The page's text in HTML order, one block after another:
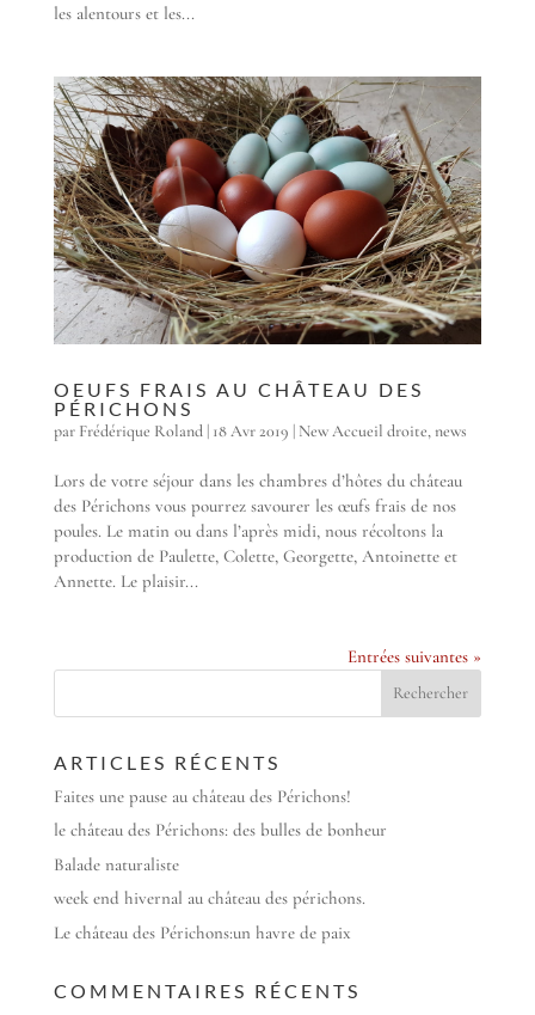
les alentours et les...
OEUFS FRAIS AU CHÂTEAU DES
PÉRICHONS
par Frédérique Roland| 18 Avr 2019 | New Accueil droite,news
Lors de votre séjour dans les chambres d’hôtes du château
des Périchons vous pourrez savourer les œufs frais de nos
poules. Le matin ou dans l’après midi, nous récoltons la
production de Paulette, Colette, Georgette, Antoinette et
Annette. Le plaisir...
Entrées suivantes »
ARTICLES RÉCENTS
Faites une pause au château des Périchons!
le château des Périchons: des bulles de bonheur
Balade naturaliste
week end hivernal au château des périchons.
Le château des Périchons:un havre de paix
COMMENTAIRES RÉCENTS